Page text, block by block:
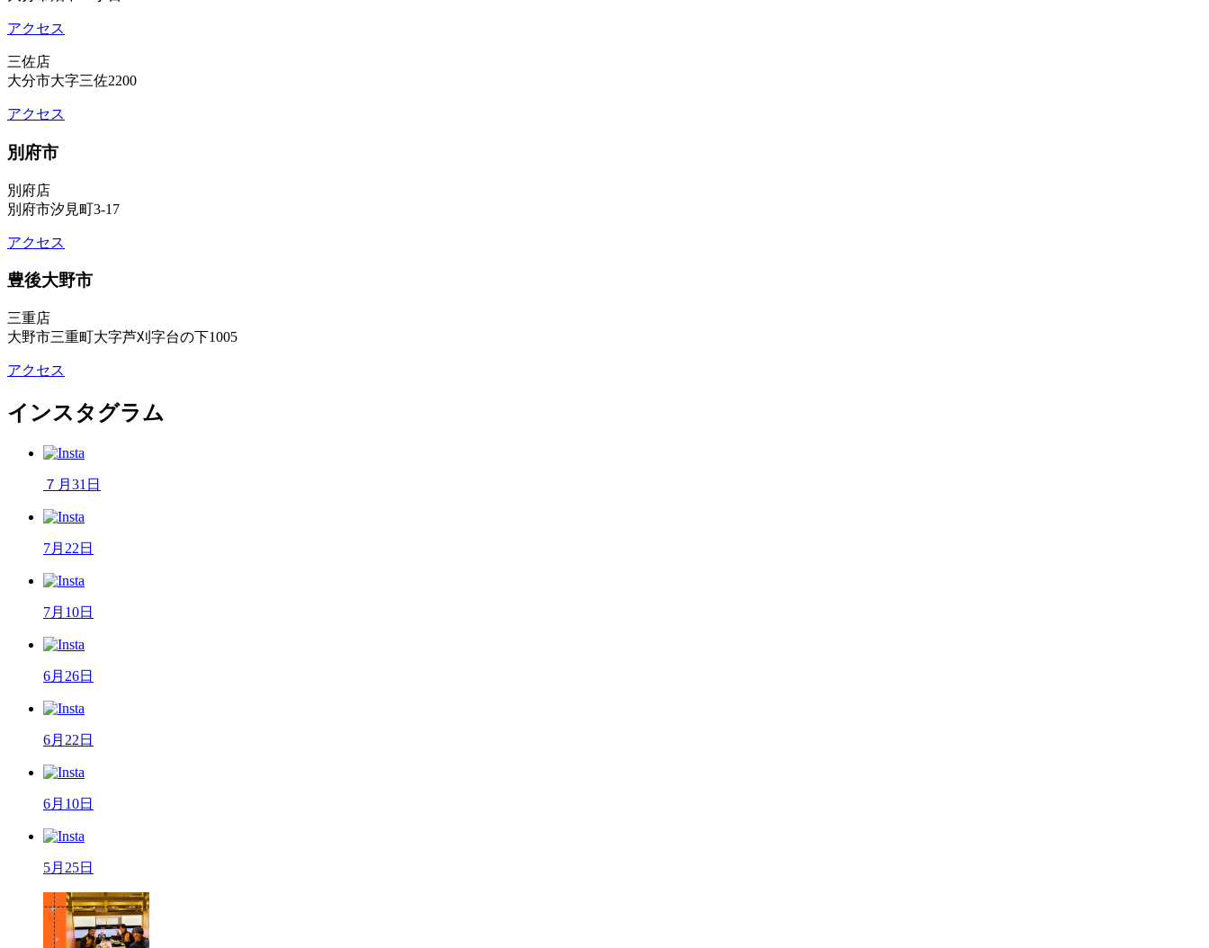
アクセス
三佐店
大分市大字三佐2200
アクセス
別府市
別府店
別府市汐見町3-17
アクセス
豊後大野市
三重店
大野市三重町大字芦刈字台の下1005
アクセス
インスタグラム
７月31日
7月22日
7月10日
6月26日
6月22日
6月10日
5月25日